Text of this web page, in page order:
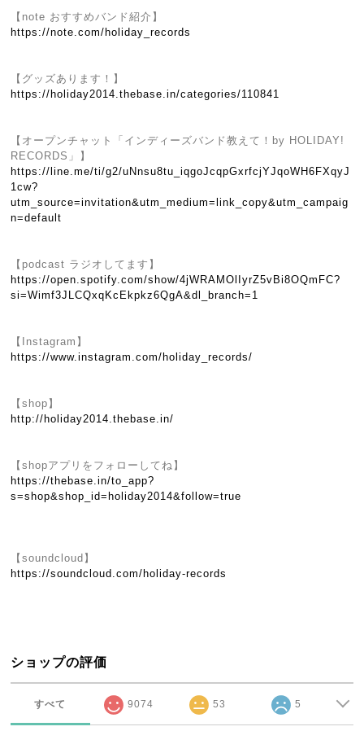
【note おすすめバンド紹介】
https://note.com/holiday_records
【グッズあります！】
https://holiday2014.thebase.in/categories/110841
【オープンチャット「インディーズバンド教えて！by HOLIDAY!
RECORDS」】
https://line.me/ti/g2/uNnsu8tu_iqgoJcqpGxrfcjYJqoWH6FXqyJ
1cw?
utm_source=invitation&utm_medium=link_copy&utm_campaig
n=default
【podcast ラジオしてます】
https://open.spotify.com/show/4jWRAMOlIyrZ5vBi8OQmFC?
si=Wimf3JLCQxqKcEkpkz6QgA&dl_branch=1
【Instagram】
https://www.instagram.com/holiday_records/
【shop】
http://holiday2014.thebase.in/
【shopアプリをフォローしてね】
https://thebase.in/to_app?
s=shop&shop_id=holiday2014&follow=true
【soundcloud】
https://soundcloud.com/holiday-records
ショップの評価
すべて 9074 53 5